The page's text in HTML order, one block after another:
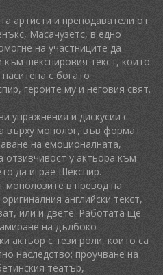
артисти и преподаватели от
Масачузетс, в едно
на участниците да
към шекспировия текст, които
с богато
героите му и неговия свят.
упражнения и дискусии с
върху монолог, във формат
на емоционалната,
отзивчивост у актьора към
да играе Шекспир.
монолозите в превод на
английски текст,
или и двете. Работата ще
на дълбоко
актьор с тези роли, които са
наследство; проучване на
театър,